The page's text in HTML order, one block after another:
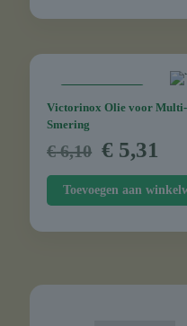
Victorinox Olie voor
Smering
€6,10
prijs
was:
€ 6,10.
€ 5,31
is:
€
Toevoegen aan